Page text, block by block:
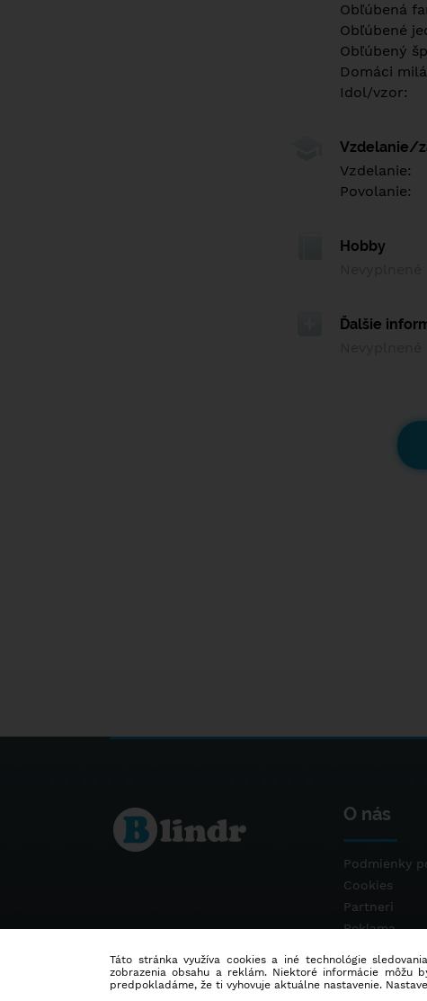
Obľúbená
Obľúbené
Obľúbený
Domáci
Idol/vzor:
Vzdelanie/
Vzdelanie:
Povolanie:
Hobby
Ďalšie
O nás
Podmienky
Cookies
Partneri
Reklama
Táto stránka využíva cookies a iné technológie
zobrazenia obsahu a reklám. Niektoré informácie môžu
predpokladáme, že ti vyhovuje aktuálne nastavenie.